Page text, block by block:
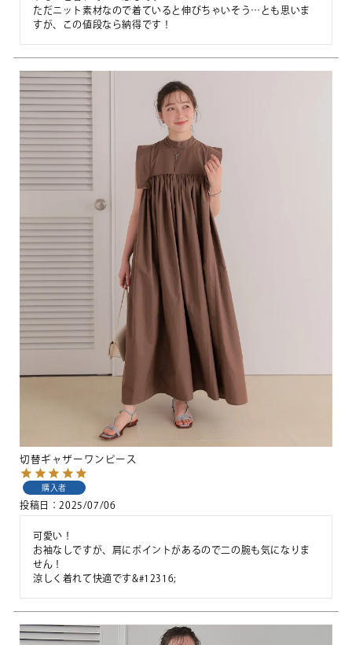
ただニット素材なので着ていると伸びちゃいそう…とも思いま
すが、この値段なら納得です！
切替ギャザーワンピース
購入者
投稿日 2025/07/06
可愛い！
お袖なしですが、肩にポイントがあるので二の腕も気になりま
せん！
涼しく着れて快適です&#12316;